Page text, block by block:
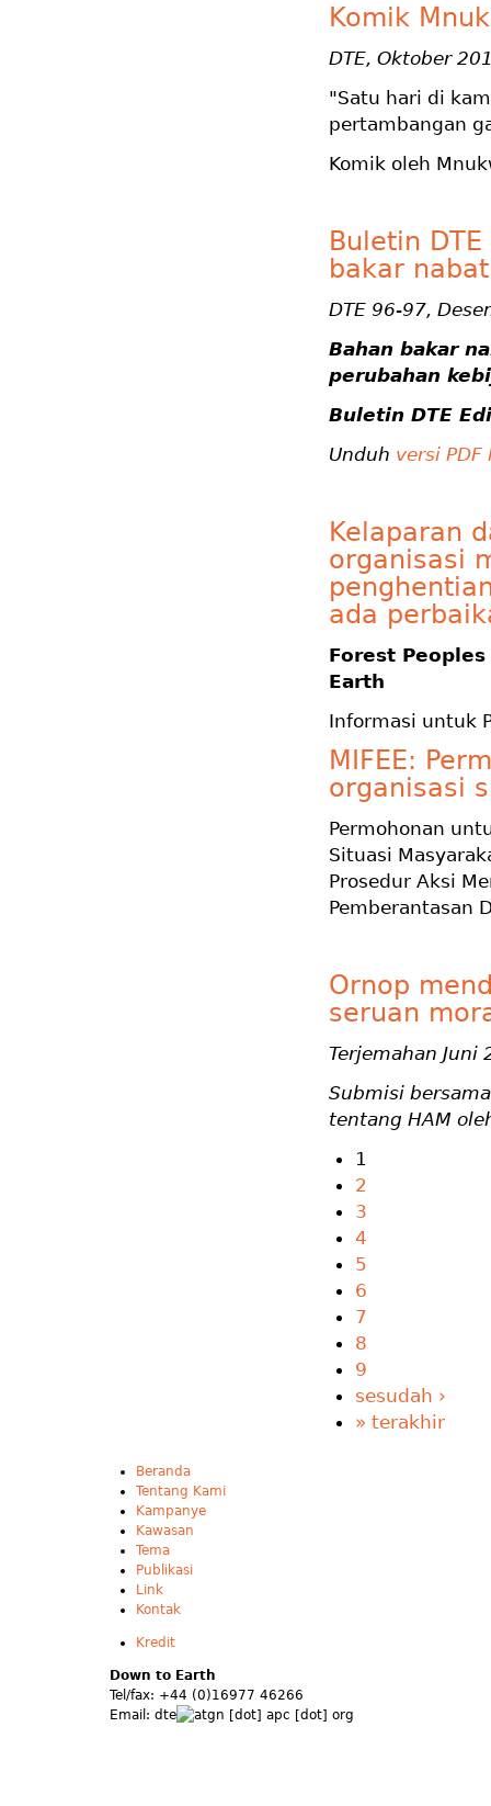
Komik
DTE, Oktober
"Satu hari di
pertambangan
Komik oleh
Buletin
bakar
DTE 96-97,
Bahan bakar
perubahan
Buletin DTE
Unduh versi PDF
Kelaparan
organisasi
ada
Forest
Earth
Informasi untuk
MIFEE:
organisasi
Permohonan
Situasi
Prosedur Aksi
Pemberantasan
Ornop
seruan
Terjemahan Juni
Submisi
tentang HAM
1
2
3
4
5
6
7
8
9
sesudah ›
» terakhir
Beranda
Tentang Kami
Kampanye
Kawasan
Tema
Publikasi
Link
Kontak
Kredit
Down to Earth
Tel/fax: +44 (0)16977 46266
Email: dte gn [dot] apc [dot] org